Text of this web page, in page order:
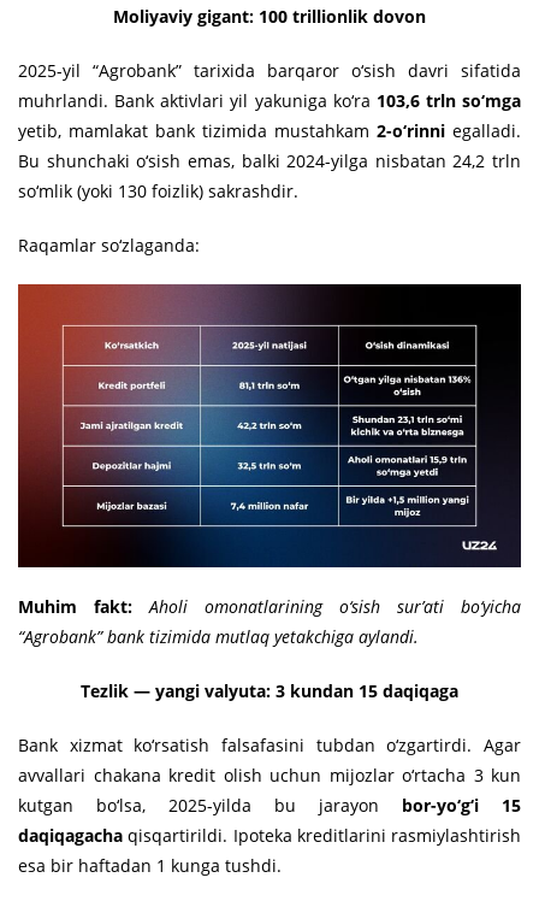
Moliyaviy gigant: 100 trillionlik dovon
2025-yil “Agrobank” tarixida barqaror o‘sish davri sifatida
muhrlandi. Bank aktivlari yil yakuniga ko‘ra 103,6 trln so‘mga
yetib, mamlakat bank tizimida mustahkam 2-o‘rinni egalladi.
Bu shunchaki o‘sish emas, balki 2024-yilga nisbatan 24,2 trln
so‘mlik (yoki 130 foizlik) sakrashdir.
Raqamlar so‘zlaganda:
Muhim fakt:
Aholi omonatlarining o‘sish sur’ati bo‘yicha
“Agrobank” bank tizimida mutlaq yetakchiga aylandi.
Tezlik — yangi valyuta: 3 kundan 15 daqiqaga
Bank xizmat ko‘rsatish falsafasini tubdan o‘zgartirdi. Agar
avvallari chakana kredit olish uchun mijozlar o‘rtacha 3 kun
kutgan bo‘lsa, 2025-yilda bu jarayon bor-yo‘g‘i 15
daqiqagacha qisqartirildi. Ipoteka kreditlarini rasmiylashtirish
esa bir haftadan 1 kunga tushdi.